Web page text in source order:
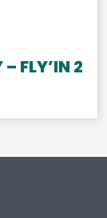
FLY’IN 2